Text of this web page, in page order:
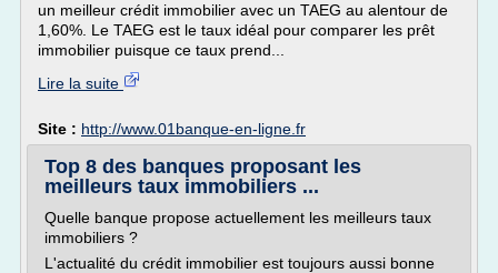
un meilleur crédit immobilier avec un TAEG au alentour de
1,60%. Le TAEG est le taux idéal pour comparer les prêt
immobilier puisque ce taux prend...
Lire la suite
Site : http://www.01banque-en-ligne.fr
Top 8 des banques proposant les
meilleurs taux immobiliers ...
Quelle banque propose actuellement les meilleurs taux
immobiliers ?
L'actualité du crédit immobilier est toujours aussi bonne